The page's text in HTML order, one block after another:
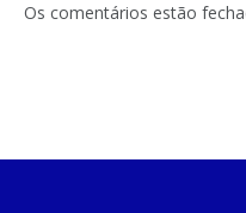
Os comentários estão